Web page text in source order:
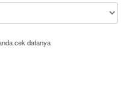
cek datanya